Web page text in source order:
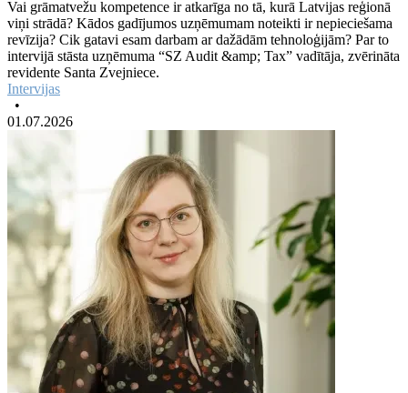
Vai grāmatvežu kompetence ir atkarīga no tā, kurā Latvijas reģionā
viņi strādā? Kādos gadījumos uzņēmumam noteikti ir nepieciešama
revīzija? Cik gatavi esam darbam ar dažādām tehnoloģijām? Par to
intervijā stāsta uzņēmuma “SZ Audit &amp; Tax” vadītāja, zvērināta
revidente Santa Zvejniece.
Intervijas
•
01.07.2026